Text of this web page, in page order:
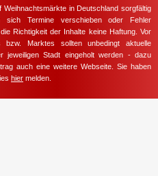
Weihnachtsmärkte in Deutschland sorgfältig
sich Termine verschieben oder Fehler
Richtigkeit der Inhalte keine Haftung. Vor
Marktes sollten unbedingt aktuelle
jeweiligen Stadt eingeholt werden - dazu
auch eine weitere Webseite. Sie haben
hier melden.